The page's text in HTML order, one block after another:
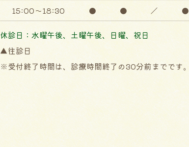
15:00～18:30
● ● ／ ●
休診日：水曜午後、土曜午後、日曜、祝日
▲往診日
※受付終了時間は、診療時間終了の30分前までです。